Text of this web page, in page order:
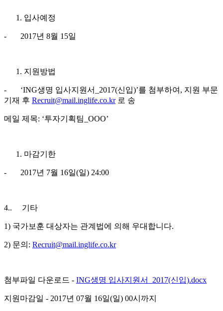
입사예정
- 2017년 8월 15일
지원방법
- ‘ING생명 입사지원서_2017(신입)’를 첨부하여, 지원 부문
기재 후 Recruit@mail.inglife.co.kr로 송
메일 제목: ‘투자기획팀_OOO’
마감기한
- 2017년 7월 16일(일) 24:00
4.. 기타
1) 국가보훈 대상자는 관계법에 의해 우대합니다.
2) 문의: Recruit@mail.inglife.co.kr
첨부파일 다운로드 - ING생명 입사지원서_2017(신입).docx
지원마감일 - 2017년 07월 16일(일) 00시까지